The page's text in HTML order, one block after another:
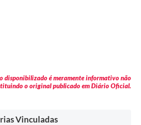
disponibilizado é meramente informativo não
o original publicado em Diário Oficial.
Vinculadas